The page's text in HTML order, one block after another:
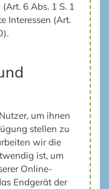
6 Abs. 1 S. 1
Interessen (Art.
um ihnen
stellen zu
wir die
ist, um
Online-
Endgerät der